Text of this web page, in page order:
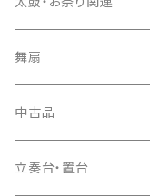
爪・爪輪
爪入
爪駒入
ソフトケース
長袋・三ツ組袋・胴袋
胴掛
根緒
歌口キャップ
つゆ切り
お祭り用６穴
お祭り用７穴
篠笛袋
太鼓（本体）
太鼓撥
手拍子（チャンチャン）
舞扇
中古品
箏（本体）
立奏台・置台